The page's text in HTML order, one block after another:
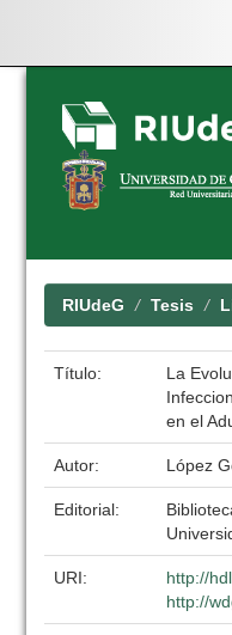
Skip
navigation
RIUdeG Tesis
Título:
La
en el
Autor: López
Editorial:
URI:
http://
http://